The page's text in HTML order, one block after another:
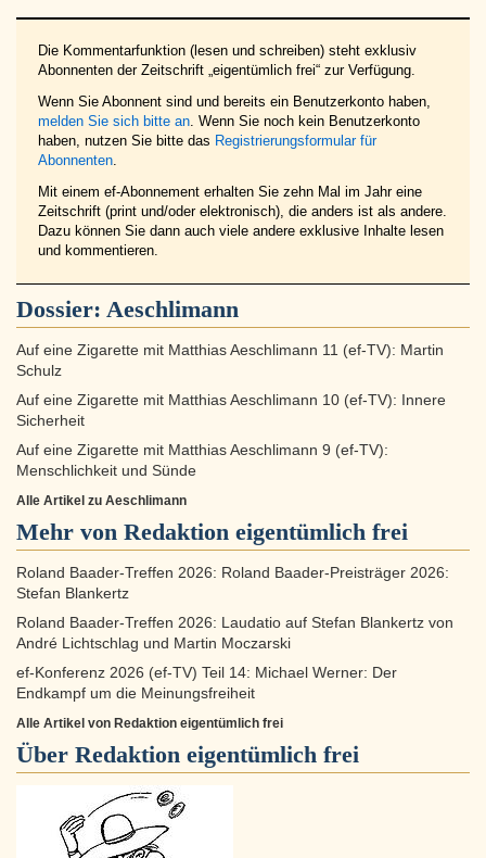
Die Kommentarfunktion (lesen und schreiben) steht exklusiv
Abonnenten der Zeitschrift „eigentümlich frei“ zur Verfügung.
Wenn Sie Abonnent sind und bereits ein Benutzerkonto haben,
melden Sie sich bitte an. Wenn Sie noch kein Benutzerkonto
haben, nutzen Sie bitte das Registrierungsformular für
Abonnenten.
Mit einem ef-Abonnement erhalten Sie zehn Mal im Jahr eine
Zeitschrift (print und/oder elektronisch), die anders ist als andere.
Dazu können Sie dann auch viele andere exklusive Inhalte lesen
und kommentieren.
Dossier: Aeschlimann
Auf eine Zigarette mit Matthias Aeschlimann 11 (ef-TV): Martin
Schulz
Auf eine Zigarette mit Matthias Aeschlimann 10 (ef-TV): Innere
Sicherheit
Auf eine Zigarette mit Matthias Aeschlimann 9 (ef-TV):
Menschlichkeit und Sünde
Alle Artikel zu Aeschlimann
Mehr von Redaktion eigentümlich frei
Roland Baader-Treffen 2026: Roland Baader-Preisträger 2026:
Stefan Blankertz
Roland Baader-Treffen 2026: Laudatio auf Stefan Blankertz von
André Lichtschlag und Martin Moczarski
ef-Konferenz 2026 (ef-TV) Teil 14: Michael Werner: Der
Endkampf um die Meinungsfreiheit
Alle Artikel von Redaktion eigentümlich frei
Über Redaktion eigentümlich frei